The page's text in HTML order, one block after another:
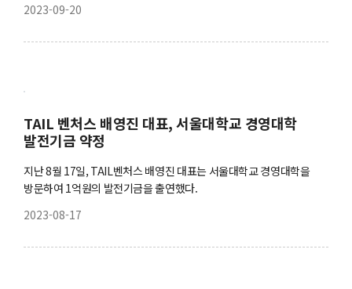
2023-09-20
TAIL 벤처스 배영진 대표, 서울대학교 경영대학
발전기금 약정
지난 8월 17일, TAIL벤처스 배영진 대표는 서울대학교 경영대학을
방문하여 1억원의 발전기금을 출연했다.
2023-08-17